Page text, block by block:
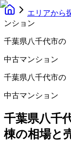
エリアから
ンション
千葉県八千代市の
中古マンション
千葉県八千代市の
中古マンション
千葉県八千
棟の相場と